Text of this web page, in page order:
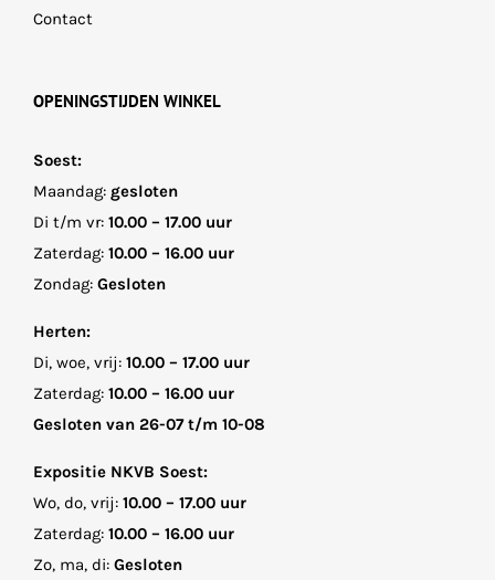
Contact
OPENINGSTIJDEN WINKEL
Soest:
Maandag: gesloten
Di t/m vr: 10.00 – 17.00 uur
Zaterdag: 10.00 – 16.00 uur
Zondag: Gesloten
Herten:
Di, woe, vrij: 10.00 – 17.00 uur
Zaterdag: 10.00 – 16.00 uur
Gesloten van 26-07 t/m 10-08
Expositie NKVB Soest:
Wo, do, vrij: 10.00 – 17.00 uur
Zaterdag: 10.00 – 16.00 uur
Zo, ma, di: Gesloten